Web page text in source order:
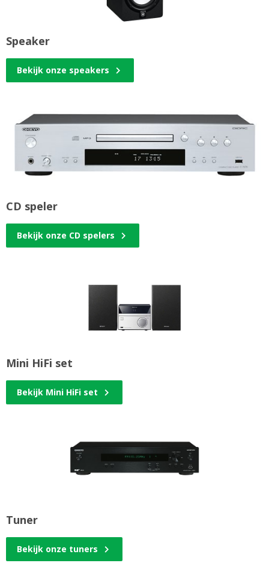
Speaker
Bekijk onze speakers
CD speler
Bekijk onze CD spelers
Mini HiFi set
Bekijk Mini HiFi set
Tuner
Bekijk onze tuners